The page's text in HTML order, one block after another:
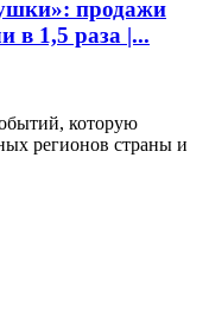
продажи
в 1,5 раза |...
которую
регионов страны и